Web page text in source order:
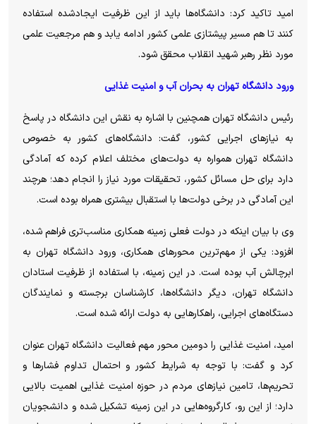
امید تاکید کرد: دانشگاه‌ها باید از این ظرفیت ایجادشده استفاده
کنند تا هم مسیر پیشتازی علمی کشور ادامه یابد و هم مرجعیت علمی
مورد نظر رهبر شهید انقلاب محقق شود.
ورود دانشگاه تهران به بحران آب و امنیت غذایی
رئیس دانشگاه تهران همچنین با اشاره به نقش این دانشگاه در پاسخ
به نیاز‌های اجرایی کشور، گفت: دانشگاه‌های کشور به خصوص
دانشگاه تهران همواره به دولت‌های مختلف اعلام کرده که آمادگی
دارد برای حل مسائل کشور، تحقیقات مورد نیاز را انجام دهد؛ هرچند
این آمادگی در برخی دولت‌ها با استقبال بیشتری همراه بوده است.
وی با بیان اینکه در دولت فعلی زمینه همکاری مناسب‌تری فراهم شده،
افزود: یکی از مهم‌ترین محور‌های همکاری، ورود دانشگاه تهران به
ابرچالش آب بوده است. در این زمینه، با استفاده از ظرفیت استادان
دانشگاه تهران، دیگر دانشگاه‌ها، کارشناسان برجسته و نمایندگان
دستگاه‌های اجرایی، راهکار‌هایی به دولت ارائه شده است.
امید، امنیت غذایی را دومین محور مهم فعالیت دانشگاه تهران عنوان
کرد و گفت: با توجه به شرایط کشور و احتمال تداوم فشار‌ها و
تحریم‌ها، تامین نیاز‌های مردم در حوزه امنیت غذایی اهمیت بالایی
دارد؛ از این رو، کارگروه‌هایی در این زمینه تشکیل شده و دانشجویان